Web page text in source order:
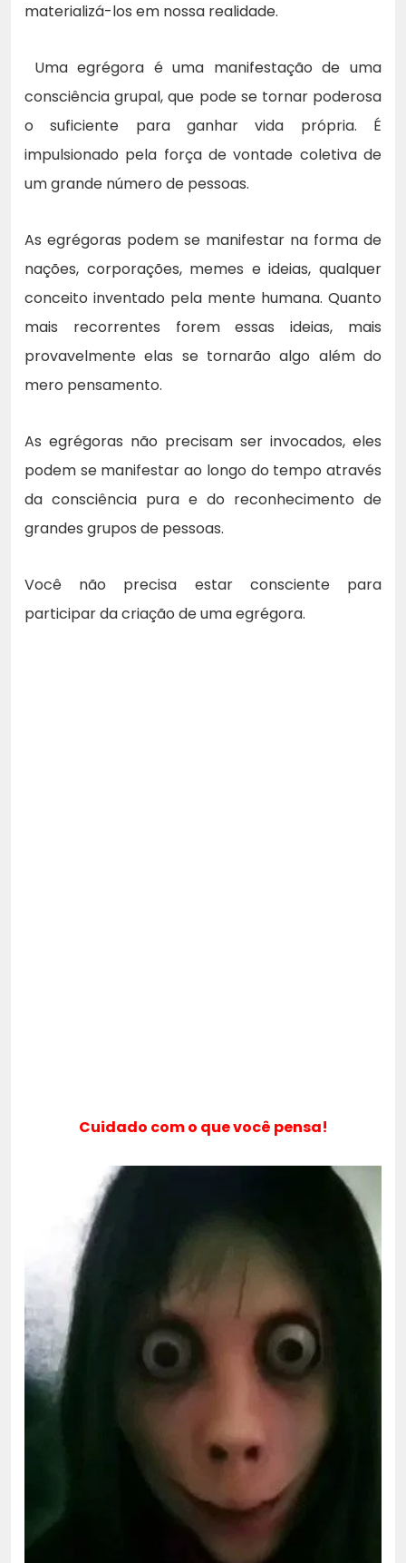
materializá-los em nossa realidade.
Uma egrégora é uma manifestação de uma
consciência grupal, que pode se tornar poderosa
o suficiente para ganhar vida própria. É
impulsionado pela força de vontade coletiva de
um grande número de pessoas.
As egrégoras podem se manifestar na forma de
nações, corporações, memes e ideias, qualquer
conceito inventado pela mente humana. Quanto
mais recorrentes forem essas ideias, mais
provavelmente elas se tornarão algo além do
mero pensamento.
As egrégoras não precisam ser invocados, eles
podem se manifestar ao longo do tempo através
da consciência pura e do reconhecimento de
grandes grupos de pessoas.
Você não precisa estar consciente para
participar da criação de uma egrégora.
Cuidado com o que você pensa!